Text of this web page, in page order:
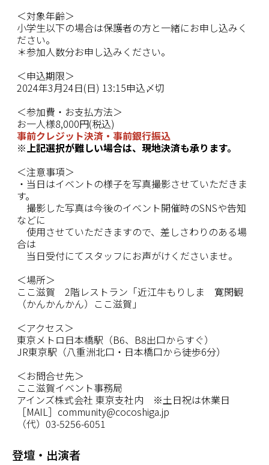
＜対象年齢＞
小学生以下の場合は保護者の方と一緒にお申し込みく
ださい。
＊参加人数分お申し込みください。
＜申込期限＞
2024年3月24日(日) 13:15申込〆切
＜参加費・ お支払方法＞
お一人様8,000円(税込)
事前クレジット決済・事前銀行振込
※上記選択が難しい場合は、現地決済も承ります。
＜注意事項＞
・当日はイベントの様子を写真撮影させていただきま
す。
撮影した写真は今後のイベント開催時のSNSや告知
などに
使用させていただきますので、差しさわりのある場
合は
当日受付にてスタッフにお声がけくださいませ。
＜場所＞
ここ滋賀 2階レストラン「近江牛もりしま 寛閑観
（かんかんかん）ここ滋賀」
＜アクセス＞
東京メトロ日本橋駅（B6、 B8出口からすぐ）
JR東京駅（八重洲北口・日本橋口から徒歩6分）
＜お問合せ先＞
ここ滋賀イベント事務局
アインズ株式会社 東京支社内 ※土日祝は休業日
［MAIL］ community@cocoshiga.jp
（代） 03-5256-6051
登壇・出演者